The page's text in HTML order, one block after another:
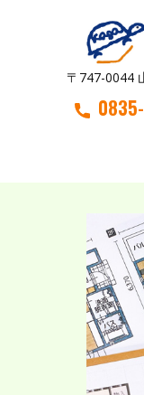
〒747-0044